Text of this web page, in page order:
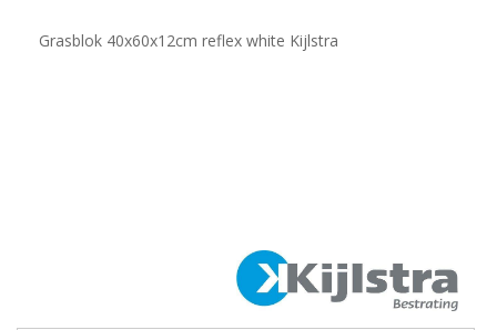
Grasblok 40x60x12cm reflex white Kijlstra